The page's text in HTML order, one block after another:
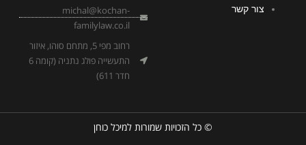
צור קשר
michal@kochan-
familylaw.co.il
רחוב מפי 5, מתחם סוהו, איזור
התעשייה פולג נתניה (קומה 6
חדר 611)
© כל הזכויות שמורות למיכל כוחן